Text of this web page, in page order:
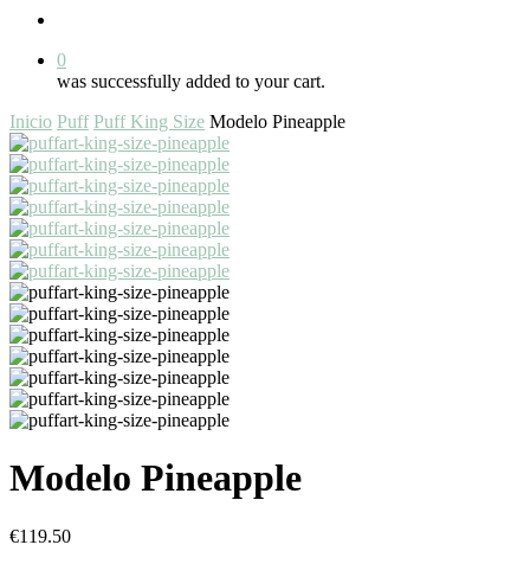
0
was successfully added to your cart.
Inicio Puff Puff King Size Modelo Pineapple
Modelo Pineapple
€119.50